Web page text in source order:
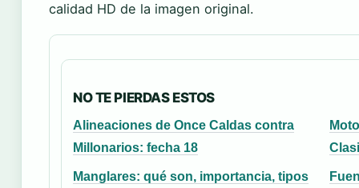
calidad HD de la imagen original.
NO TE PIERDAS ESTOS
Alineaciones de Once Caldas contra
Millonarios: fecha 18
Manglares: qué son, importancia, tipos